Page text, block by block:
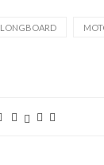
LONGBOARD